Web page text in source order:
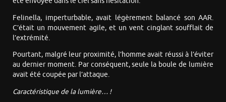
Felinella, imperturbable, avait légèrement balancé son AAR.
C’était un mouvement agile, et un vent cinglant soufflait de
l’extrémité.
Pourtant, malgré leur proximité, l’homme avait réussi à l’éviter
au dernier moment. Par conséquent, seule la boule de lumière
avait été coupée par l’attaque.
Caractéristique de la lumière… !